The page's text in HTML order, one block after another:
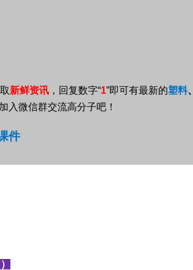
新鲜资讯 ，回复数字“1”即可有最新的塑料、
入微信群交流高分子吧！
件